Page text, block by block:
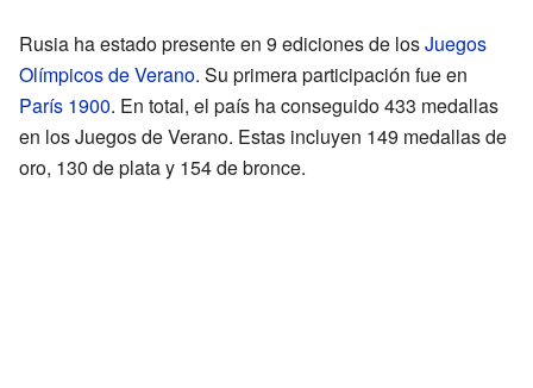
Rusia ha estado presente en 9 ediciones de losJuegos
Olímpicos de Verano. Su primera participación fue en
París 1900. En total, el país ha conseguido 433 medallas
en los Juegos de Verano. Estas incluyen 149 medallas de
oro, 130 de plata y 154 de bronce.